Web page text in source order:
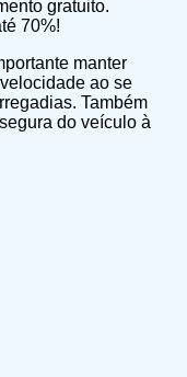
gratuito.
70%!
manter
ao se
Também
do veículo à